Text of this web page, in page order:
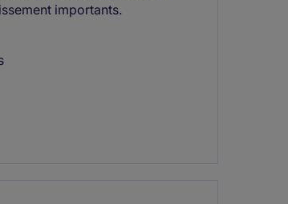
importants.